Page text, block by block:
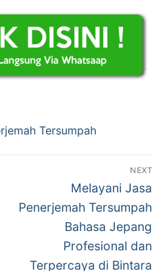
Tersumpah
NEXT
Next
post:
Melayani Jasa
Penerjemah Tersumpah
Bahasa Jepang
Profesional dan
Terpercaya di Bintara